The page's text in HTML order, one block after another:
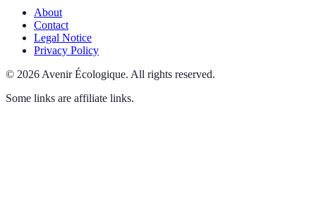
About
Contact
Legal Notice
Privacy Policy
© 2026 Avenir Écologique. All rights reserved.
Some links are affiliate links.